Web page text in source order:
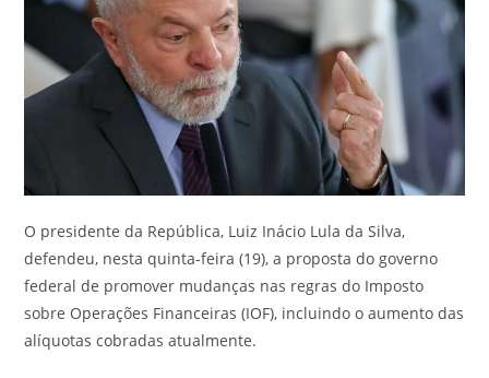
O presidente da República, Luiz Inácio Lula da Silva,
defendeu, nesta quinta-feira (19), a proposta do governo
federal de promover mudanças nas regras do Imposto
sobre Operações Financeiras (IOF), incluindo o aumento das
alíquotas cobradas atualmente.